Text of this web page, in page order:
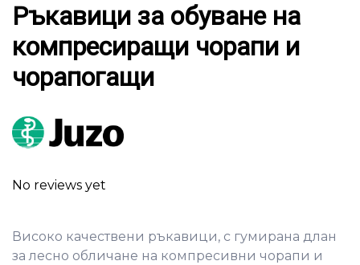
Ръкавици за обуване на
компресиращи чорапи и
чорапогащи
No reviews yet
Високо качествени ръкавици, с гумирана длан
за лесно обличане на компресивни чорапи и